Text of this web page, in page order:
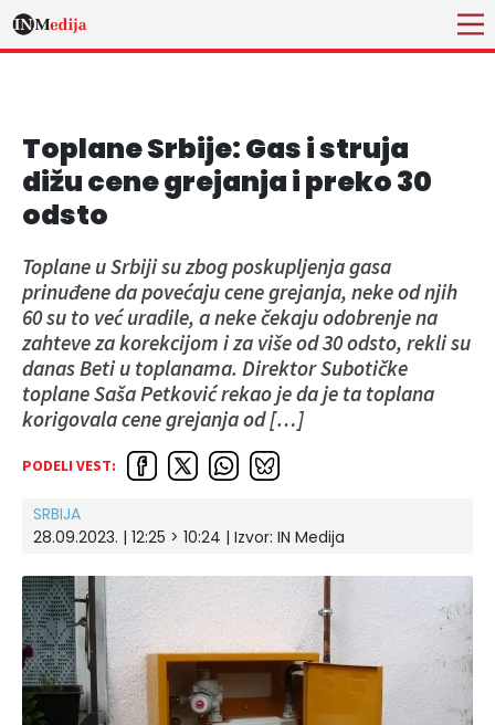
Toplane Srbije: Gas i struja
dižu cene grejanja i preko 30
odsto
Toplane u Srbiji su zbog poskupljenja gasa
prinuđene da povećaju cene grejanja, neke od njih
60 su to već uradile, a neke čekaju odobrenje na
zahteve za korekcijom i za više od 30 odsto, rekli su
danas Beti u toplanama. Direktor Subotičke
toplane Saša Petković rekao je da je ta toplana
korigovala cene grejanja od […]
PODELI VEST:
SRBIJA
28.09.2023. | 12:25 > 10:24 | Izvor: IN Medija